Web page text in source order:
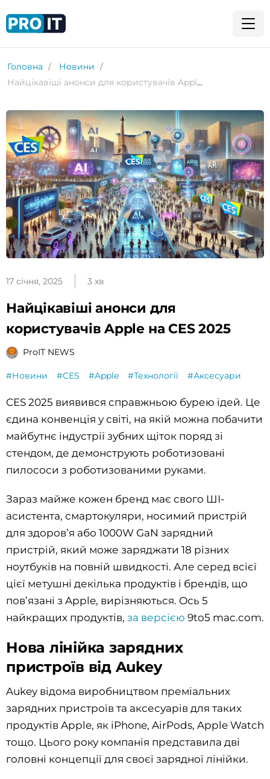
Головна
Новини
Найцікавіші анонси для користувачів Apple на CES 2025
17 січня, 2025 3 хв
Найцікавіші анонси для
користувачів Apple на CES 2025
ProIT NEWS
#Новини #CES #Apple #Технології #Аксесуари
CES 2025 виявився справжньою бурею ідей. Це
єдина конвенція у світі, на якій можна побачити
майбутнє індустрії зубних щіток поряд зі
стендом, де демонструють роботизовані
пилососи з роботизованими руками.
Зараз майже кожен бренд має свого ШІ-
асистента, смартокуляри, носимий пристрій
для здоров’я або 1000W GaN зарядний
пристрій, який може заряджати 18 різних
ноутбуків на повній швидкості. Але серед всієї
цієї метушні декілька продуктів і брендів, що
пов’язані з Apple, вирізняються. Ось 5
найкращих продуктів, за версією 9to5 mac.com.
Нова лінійка зарядних
пристроїв від Aukey
Aukey відома виробництвом преміальних
зарядних пристроїв та аксесуарів для таких
продуктів Apple, як iPhone, AirPods, Apple Watch
тощо. Цього року компанія представила дві
головні концепції для своєї зарядної лінійки.